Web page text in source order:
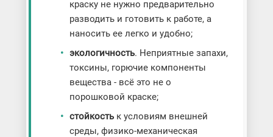
краску не нужно предварительно
разводить и готовить к работе, а
наносить ее легко и удобно;
экологичность. Неприятные запахи,
токсины, горючие компоненты
вещества - всё это не о
порошковой краске;
стойкость к условиям внешней
среды, физико-механическая